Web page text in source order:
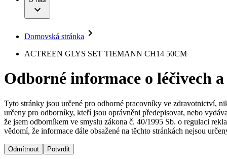
Léčba bolesti
Mimotělní očišťování krve
Neurochirurgie
Onkologie
Ortopedie
Péče o rány
Péče o stomii
Prevence a kontrola infekcí
Uzavírání ran
Onemocnění
B. Braun Avitum
Vaše příležitost​
Média
Tiskové zprávy
Kontakt
Registrace k odběru newsletteru
Společnost
Odpovědnost
Domovská stránka
ACTREEN GLYS SET TIEMANN CH14 50CM
Odborné informace o léčivech
Tyto stránky jsou určené pro odborné pracovníky ve zdravotnictví,
určeny pro odborníky, kteří jsou oprávněni předepisovat, nebo
že jsem odborníkem ve smyslu zákona č. 40/1995 Sb. o regulaci
vědomí, že informace dále obsažené na těchto stránkách nejsou
Odmítnout Potvrdit